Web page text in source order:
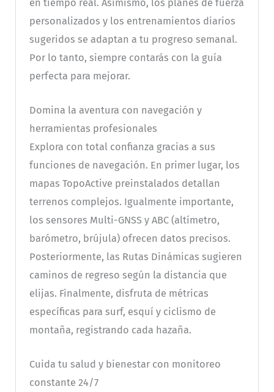
en tiempo real. Asimismo, los planes de fuerza
personalizados y los entrenamientos diarios
sugeridos se adaptan a tu progreso semanal.
Por lo tanto, siempre contarás con la guía
perfecta para mejorar.
Domina la aventura con navegación y
herramientas profesionales
Explora con total confianza gracias a sus
funciones de navegación. En primer lugar, los
mapas TopoActive preinstalados detallan
terrenos complejos. Igualmente importante,
los sensores Multi-GNSS y ABC (altímetro,
barómetro, brújula) ofrecen datos precisos.
Posteriormente, las Rutas Dinámicas sugieren
caminos de regreso según la distancia que
elijas. Finalmente, disfruta de métricas
específicas para surf, esquí y ciclismo de
montaña, registrando cada hazaña.
Cuida tu salud y bienestar con monitoreo
constante 24/7